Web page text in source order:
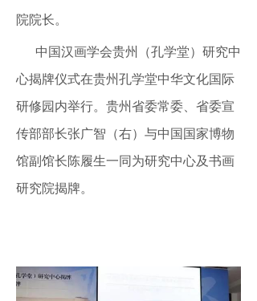
院院长。
中国汉画学会贵州（孔学堂）研究中
心揭牌仪式在贵州孔学堂中华文化国际
研修园内举行。贵州省委常委、省委宣
传部部长张广智（右）与中国国家博物
馆副馆长陈履生一同为研究中心及书画
研究院揭牌。